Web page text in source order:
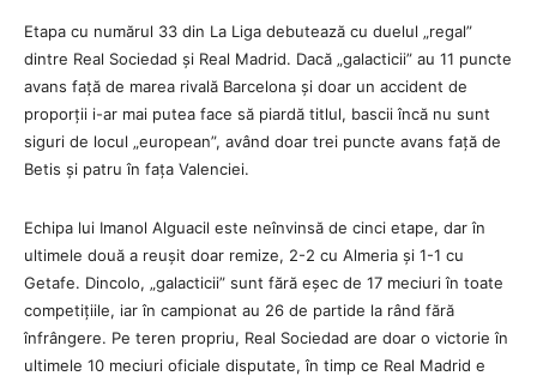
Etapa cu numărul 33 din La Liga debutează cu duelul „regal”
dintre Real Sociedad și Real Madrid. Dacă „galacticii” au 11 puncte
avans față de marea rivală Barcelona și doar un accident de
proporții i-ar mai putea face să piardă titlul, bascii încă nu sunt
siguri de locul „european”, având doar trei puncte avans față de
Betis și patru în fața Valenciei.
Echipa lui Imanol Alguacil este neînvinsă de cinci etape, dar în
ultimele două a reușit doar remize, 2-2 cu Almeria și 1-1 cu
Getafe. Dincolo, „galacticii” sunt fără eșec de 17 meciuri în toate
competițiile, iar în campionat au 26 de partide la rând fără
înfrângere. Pe teren propriu, Real Sociedad are doar o victorie în
ultimele 10 meciuri oficiale disputate, în timp ce Real Madrid e